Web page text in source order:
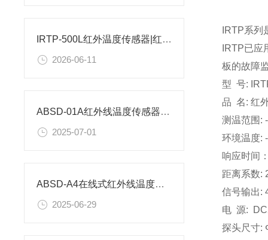
IRTP-500L红外温度传感器|红外线温度传感器-IRTP-500LS
2026-06-11
ABSD-01A红外线温度传感器ABSD-01A工业红外温度传感器量程
2025-07-01
ABSD-A4在线式红外线温度传感器图文参数解析
2025-06-29
IRTP系
IRTP已
板的故障
型 号:
品 名: 红
测温范围:
环境温度:
响应时间
距离系数:
信号输出:
电 源:
探头尺寸: